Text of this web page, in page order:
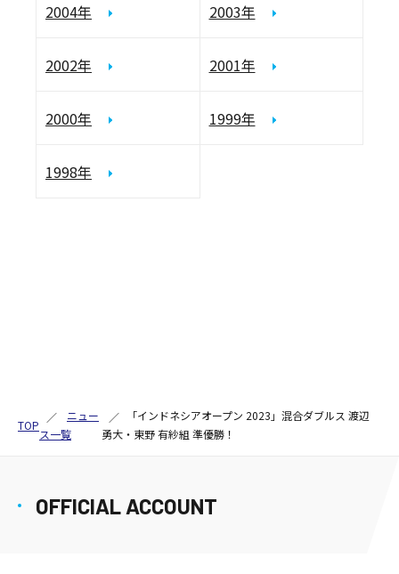
2004年 2003年
2002年 2001年
2000年 1999年
1998年
TOP
ニュー
ス一覧
「インドネシアオープン 2023」混合ダブルス 渡辺
勇大・東野 有紗組 準優勝！
OFFICIAL ACCOUNT